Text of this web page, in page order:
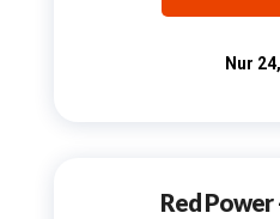
Nur
Red Power